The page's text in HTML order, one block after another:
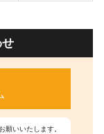
願いいたします。